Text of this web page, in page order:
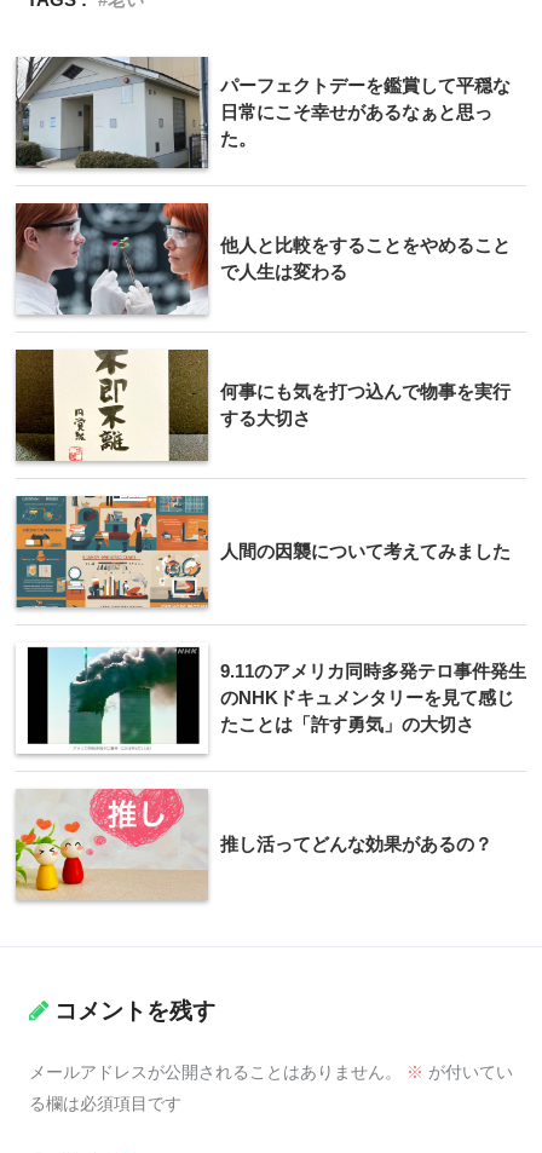
パーフェクトデーを鑑賞して平穏な
日常にこそ幸せがあるなぁと思っ
た。
他人と比較をすることをやめること
で人生は変わる
何事にも気を打つ込んで物事を実行
する大切さ
人間の因襲について考えてみました
9.11のアメリカ同時多発テロ事件発生
のNHKドキュメンタリーを見て感じ
たことは「許す勇気」の大切さ
推し活ってどんな効果があるの？
コメントを残す
メールアドレスが公開されることはありません。 ※ が付いてい
る欄は必須項目です